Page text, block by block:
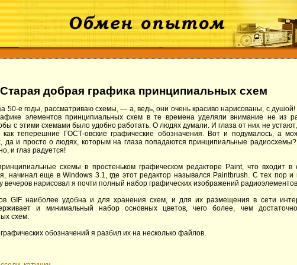
Старая добрая графика принципиальных схем
е годы, рассматриваю схемы, — а, ведь, они очень красиво нарисованы, с душой!
элементов принципиальных схем в те времена уделяли внимание не из
с этими схемами было удобно работать. О людях думали. И глаза от них не
теперешние ГОСТ-овские графические обозначения. Вот и подумалось, а
да и просто о людях, которым на глаза попадаются принципиальные радиосхемы?
и глаз радуется!
схемы в простеньком графическом редакторе Paint, что входит в
начинал еще в Windows 3.1, где этот редактор назывался Paintbrush. С тех пор и
вечеров нарисовал я почти полный набор графических изображений
GIF наиболее удобна и для хранения схем, и для их размещения в сети
и минимальный набор основных цветов, чего более, чем
схем.
обозначений я разбил их на несколько файлов.